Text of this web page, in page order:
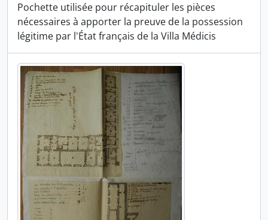
Pochette utilisée pour récapituler les pièces
nécessaires à apporter la preuve de la possession
légitime par l'État français de la Villa Médicis